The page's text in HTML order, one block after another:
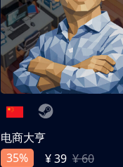
电商大亨
35%
¥ 39 ¥ 60